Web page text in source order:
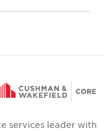
services leader with